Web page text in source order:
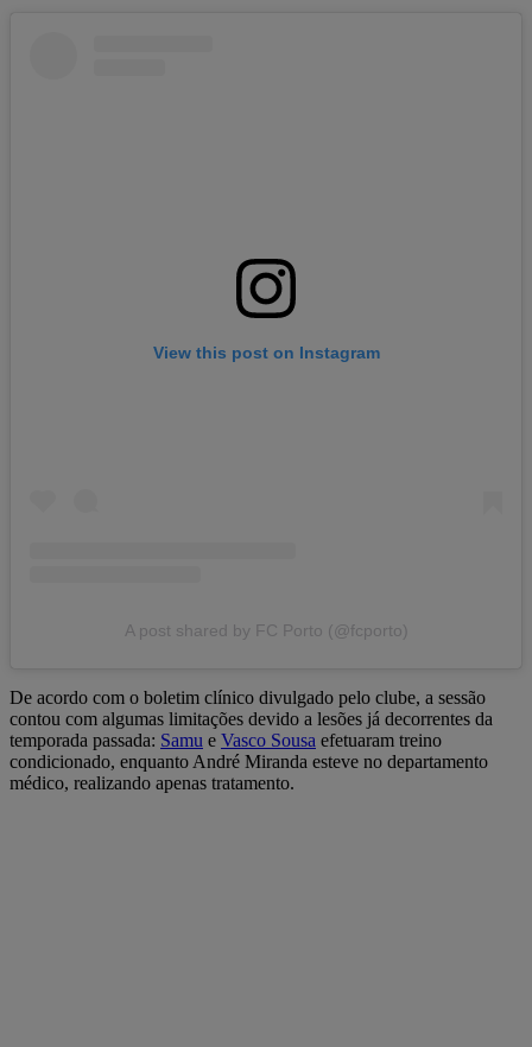
View this post on Instagram
A post shared by FC Porto (@fcporto)
De acordo com o boletim clínico divulgado pelo clube, a sessão
contou com algumas limitações devido a lesões já decorrentes da
temporada passada: Samu e Vasco Sousa efetuaram treino
condicionado, enquanto André Miranda esteve no departamento
médico, realizando apenas tratamento.